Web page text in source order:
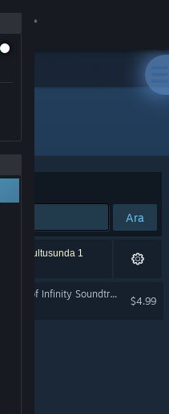
Ara
doğrultusunda 1
东方梦无境 ～ Dreamland of Infinity Soundtrack
$4.99